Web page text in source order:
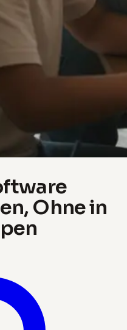
Ohne in